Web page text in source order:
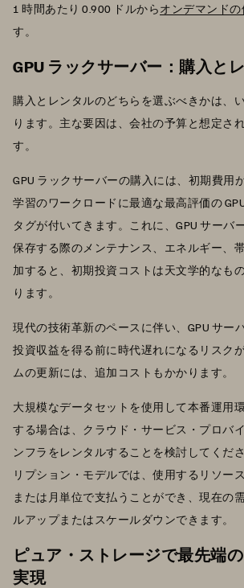
1 時間あたり 0.900 ドルからオンデマンドの
す。
GPU ラックサーバー：購入と
購入とレンタルのどちらを選ぶべきかは、
ります。主な要因は、会社の予算と想定さ
す。
GPU ラックサーバーの購入には、初期費用
学習のワークロードに最適な最高評価の
タグが付いてきます。これに、GPU サーバ
保存する際のメンテナンス、エネルギー、
加すると、初期投資コストは天文学的なも
ります。
現代の技術革新のペースに伴い、GPU サー
投資収益を得る前に時代遅れになるリスク
ムの更新には、追加コストもかかります。
大規模なデータセットを使用して本番運用
する場合は、クラウド・サービス・プロバ
ンフラをレンタルすることを検討してくだ
リプション・モデルでは、使用するリソー
または月単位で支払うことができ、現在の
ルアップまたはスケールダウンできます。
ピュア・ストレージで最先端
実現